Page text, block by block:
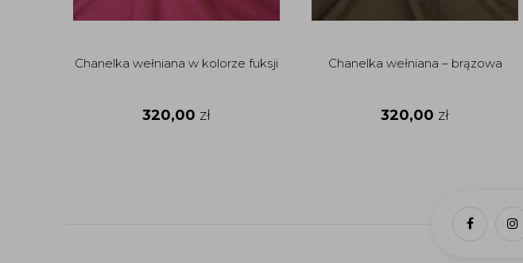
Chanelka wełniana w kolorze fuksji
320,00 zł
Chanelka wełniana – brązowa
320,00 zł